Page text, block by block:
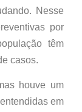
Nesse
por
têm
casos.
houve um
em